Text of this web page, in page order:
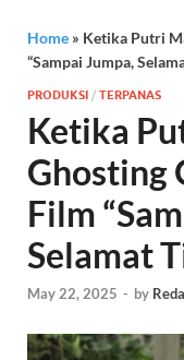
Home » Ketika Putri
“Sampai Jumpa,
PRODUKSI / TERPANAS
Ketika
Ghosting
Film
Selamat
May 22, 2025 - by